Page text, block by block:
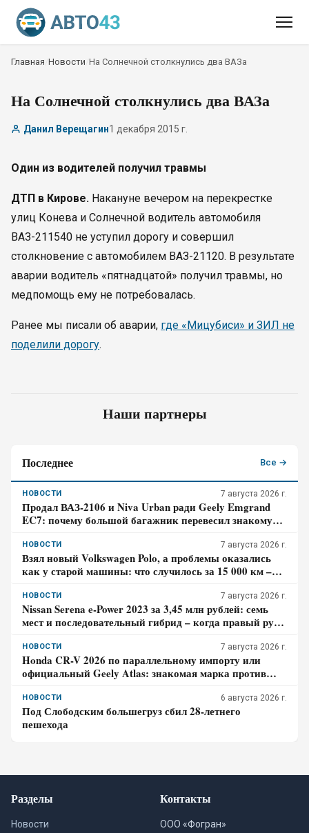
Главная Новости На Солнечной столкнулись два ВАЗа
На Солнечной столкнулись два ВАЗа
Данил Верещагин1 декабря 2015 г.
Один из водителей получил травмы
ДТП в Кирове. Накануне вечером на перекрестке
улиц Конева и Солнечной водитель автомобиля
ВАЗ-211540 не уступил дорогу и совершил
столкновение с автомобилем ВАЗ-21120. В результате
аварии водитель «пятнадцатой» получил травмы, но
медпомощь ему не потребовалась.
Ранее мы писали об аварии, где «Мицубиси» и ЗИЛ не
поделили дорогу.
Наши партнеры
Последнее Все →
НОВОСТИ 7 августа 2026 г.
Продал ВАЗ-2106 и Niva Urban ради Geely Emgrand
EC7: почему большой багажник перевесил знакомую
НОВОСТИ 7 августа 2026 г.
Взял новый Volkswagen Polo, а проблемы оказались
как у старой машины: что случилось за 15 000 км –
НОВОСТИ 7 августа 2026 г.
Nissan Serena e-Power 2023 за 3,45 млн рублей: семь
мест и последовательный гибрид – когда правый руль
НОВОСТИ 7 августа 2026 г.
Honda CR-V 2026 по параллельному импорту или
официальный Geely Atlas: знакомая марка против
НОВОСТИ 6 августа 2026 г.
Под Слободским большегруз сбил 28-летнего
пешехода
Разделы
Новости
Контакты
ООО «Фогран»